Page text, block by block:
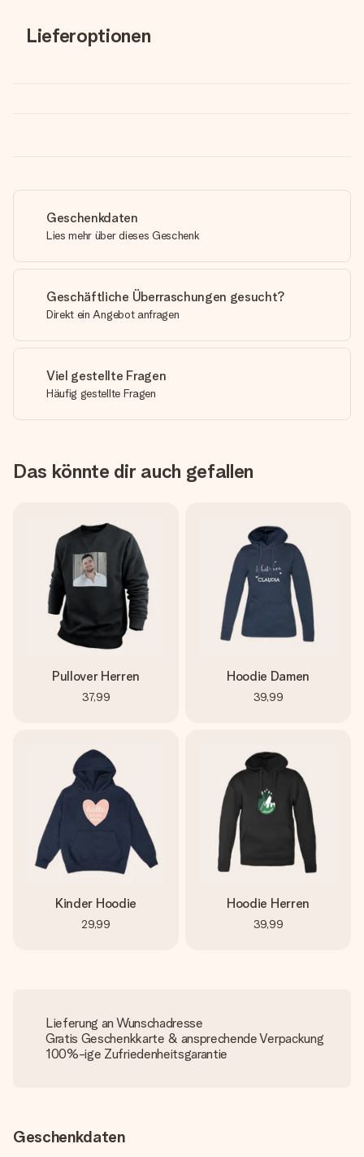
Lieferoptionen
Geschenkdaten
Lies mehr über dieses Geschenk
Geschäftliche Überraschungen gesucht?
Direkt ein Angebot anfragen
Viel gestellte Fragen
Häufig gestellte Fragen
Das könnte dir auch gefallen
Pullover Herren
37,99
Hoodie Damen
39,99
Kinder Hoodie
29,99
Hoodie Herren
39,99
Lieferung an Wunschadresse
Gratis Geschenkkarte & ansprechende Verpackung
100%-ige Zufriedenheitsgarantie
Geschenkdaten